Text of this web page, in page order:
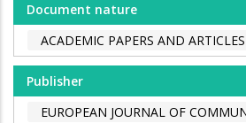
Document nature
ACADEMIC PAPERS AND ARTICLES
Publisher
EUROPEAN JOURNAL OF